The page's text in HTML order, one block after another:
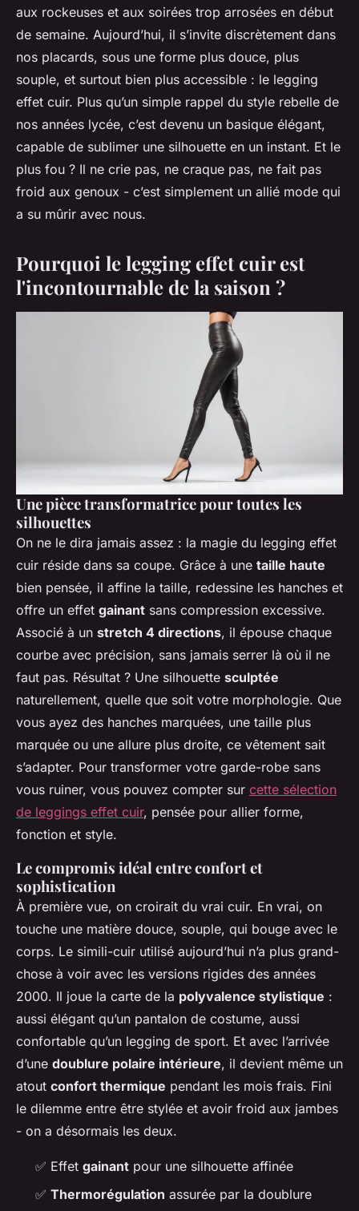
aux rockeuses et aux soirées trop arrosées en début
de semaine. Aujourd’hui, il s’invite discrètement dans
nos placards, sous une forme plus douce, plus
souple, et surtout bien plus accessible : le legging
effet cuir. Plus qu’un simple rappel du style rebelle de
nos années lycée, c’est devenu un basique élégant,
capable de sublimer une silhouette en un instant. Et le
plus fou ? Il ne crie pas, ne craque pas, ne fait pas
froid aux genoux - c’est simplement un allié mode qui
a su mûrir avec nous.
Pourquoi le legging effet cuir est
l'incontournable de la saison ?
Une pièce transformatrice pour toutes les
silhouettes
On ne le dira jamais assez : la magie du legging effet
cuir réside dans sa coupe. Grâce à une taille haute
bien pensée, il affine la taille, redessine les hanches et
offre un effet gainant sans compression excessive.
Associé à un stretch 4 directions, il épouse chaque
courbe avec précision, sans jamais serrer là où il ne
faut pas. Résultat ? Une silhouette sculptée
naturellement, quelle que soit votre morphologie. Que
vous ayez des hanches marquées, une taille plus
marquée ou une allure plus droite, ce vêtement sait
s’adapter. Pour transformer votre garde-robe sans
vous ruiner, vous pouvez compter sur cette sélection
de leggings effet cuir, pensée pour allier forme,
fonction et style.
Le compromis idéal entre confort et
sophistication
À première vue, on croirait du vrai cuir. En vrai, on
touche une matière douce, souple, qui bouge avec le
corps. Le simili-cuir utilisé aujourd’hui n’a plus grand-
chose à voir avec les versions rigides des années
2000. Il joue la carte de la polyvalence stylistique :
aussi élégant qu’un pantalon de costume, aussi
confortable qu’un legging de sport. Et avec l’arrivée
d’une doublure polaire intérieure, il devient même un
atout confort thermique pendant les mois frais. Fini
le dilemme entre être stylée et avoir froid aux jambes
- on a désormais les deux.
✅ Effet gainant pour une silhouette affinée
✅ Thermorégulation assurée par la doublure